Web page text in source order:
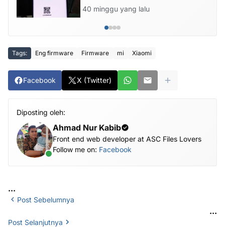
40 minggu yang lalu
Tags: Eng firmware Firmware mi Xiaomi
Facebook X (Twitter)
Diposting oleh:
Ahmad Nur Kabib
Front end web developer at ASC Files Lovers
Follow me on: Facebook
...
Post Sebelumnya
...
Post Selanjutnya